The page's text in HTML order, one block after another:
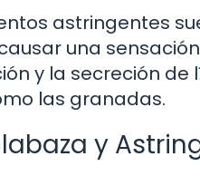
astringentes
una
y la secreción de
las granadas.
y